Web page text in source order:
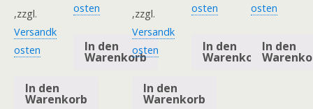
,zzgl.
Versandk
osten
In den
Warenkorb
osten
In den
Warenkorb
,zzgl.
Versandk
osten
In den
Warenkorb
osten
In den
Warenkorb
osten
In den